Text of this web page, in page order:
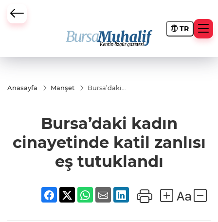
TR
Büyükşehir Darbesi
Anasayfa Manşet
Bursa’daki
eş tutuklandı
Bursa’daki kadın
cinayetinde katil zanlısı
eş tutuklandı